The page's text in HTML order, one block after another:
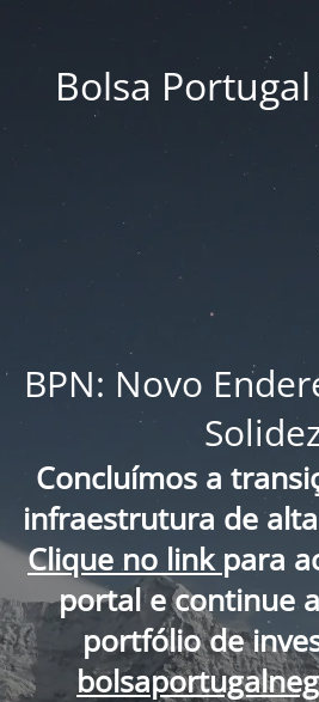
Bolsa
BPN: Novo
Concluímos a
infraestrutura de
Clique no link para
portal e continue
portfólio de